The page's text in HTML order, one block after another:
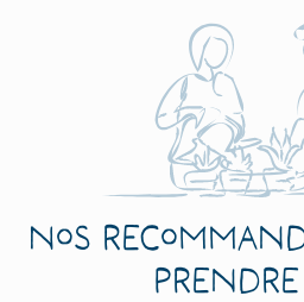
Nos
prendre